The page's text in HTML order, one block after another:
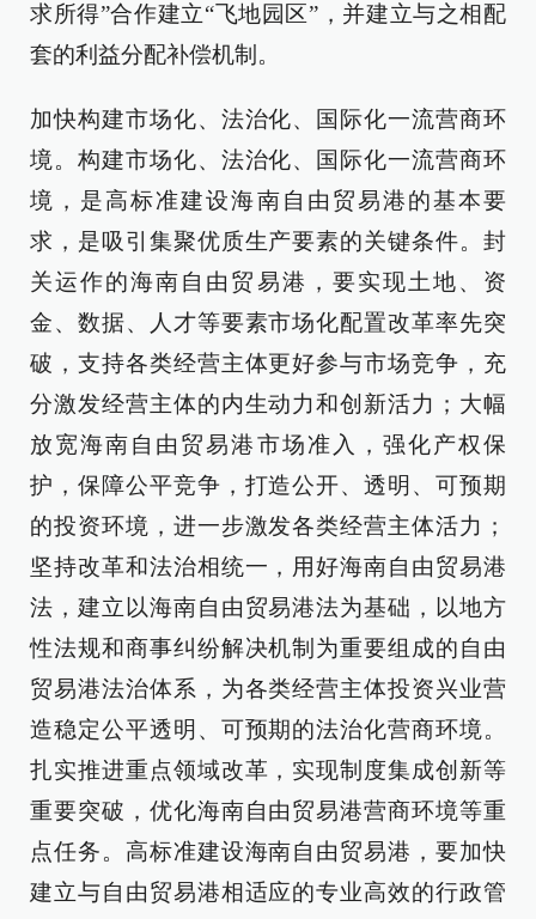
求所得”合作建立“飞地园区”，并建立与之相配
套的利益分配补偿机制。
加快构建市场化、法治化、国际化一流营商环
境。构建市场化、法治化、国际化一流营商环
境，是高标准建设海南自由贸易港的基本要
求，是吸引集聚优质生产要素的关键条件。封
关运作的海南自由贸易港，要实现土地、资
金、数据、人才等要素市场化配置改革率先突
破，支持各类经营主体更好参与市场竞争，充
分激发经营主体的内生动力和创新活力；大幅
放宽海南自由贸易港市场准入，强化产权保
护，保障公平竞争，打造公开、透明、可预期
的投资环境，进一步激发各类经营主体活力；
坚持改革和法治相统一，用好海南自由贸易港
法，建立以海南自由贸易港法为基础，以地方
性法规和商事纠纷解决机制为重要组成的自由
贸易港法治体系，为各类经营主体投资兴业营
造稳定公平透明、可预期的法治化营商环境。
扎实推进重点领域改革，实现制度集成创新等
重要突破，优化海南自由贸易港营商环境等重
点任务。高标准建设海南自由贸易港，要加快
建立与自由贸易港相适应的专业高效的行政管